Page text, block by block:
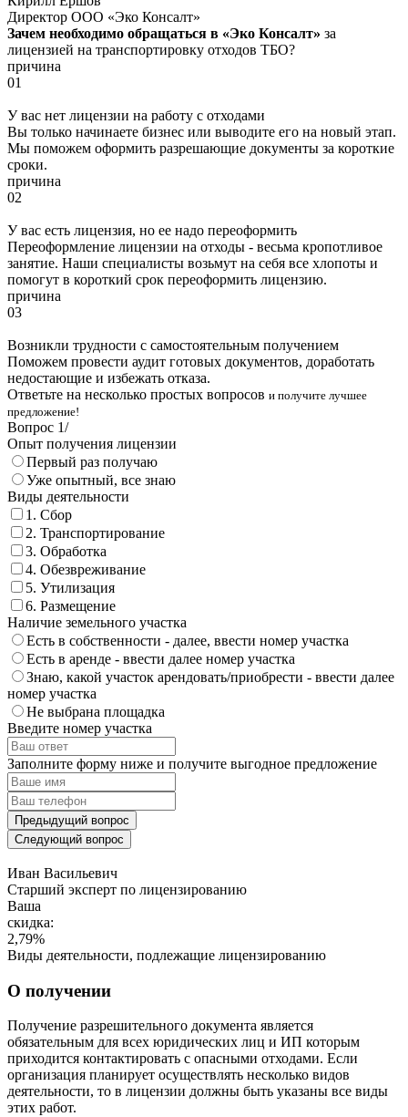
Директор ООО «Эко Консалт»
Зачем необходимо обращаться в «Эко Консалт» за
лицензией на транспортировку отходов ТБО?
причина
01
У вас нет лицензии на работу с отходами
Вы только начинаете бизнес или выводите его на новый этап.
Мы поможем оформить разрешающие документы за короткие
сроки.
причина
02
У вас есть лицензия, но ее надо переоформить
Переоформление лицензии на отходы - весьма кропотливое
занятие. Наши специалисты возьмут на себя все хлопоты и
помогут в короткий срок переоформить лицензию.
причина
03
Возникли трудности с самостоятельным получением
Поможем провести аудит готовых документов, доработать
недостающие и избежать отказа.
Ответьте на несколько простых вопросов и получите лучшее
предложение!
Вопрос 1/
Опыт получения лицензии
Первый раз получаю
Уже опытный, все знаю
Виды деятельности
1. Сбор
2. Транспортирование
3. Обработка
4. Обезвреживание
5. Утилизация
6. Размещение
Наличие земельного участка
Есть в собственности - далее, ввести номер участка
Есть в аренде - ввести далее номер участка
Знаю, какой участок арендовать/приобрести - ввести далее
номер участка
Не выбрана площадка
Введите номер участка
Заполните форму ниже и получите выгодное предложение
Предыдущий вопрос
Следующий вопрос
Иван Васильевич
Cтарший эксперт по лицензированию
Ваша
скидка:
2,79%
Виды деятельности, подлежащие лицензированию
О получении
Получение разрешительного документа является
обязательным для всех юридических лиц и ИП которым
приходится контактировать с опасными отходами. Если
организация планирует осуществлять несколько видов
деятельности, то в лицензии должны быть указаны все виды
этих работ.